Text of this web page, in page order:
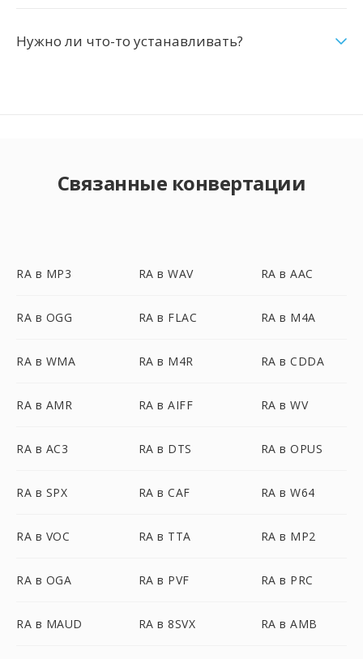
Нужно ли что-то устанавливать?
Связанные конвертации
RA в MP3 RA в WAV RA в AAC
RA в OGG RA в FLAC RA в M4A
RA в WMA RA в M4R RA в CDDA
RA в AMR RA в AIFF RA в WV
RA в AC3 RA в DTS RA в OPUS
RA в SPX RA в CAF RA в W64
RA в VOC RA в TTA RA в MP2
RA в OGA RA в PVF RA в PRC
RA в MAUD RA в 8SVX RA в AMB